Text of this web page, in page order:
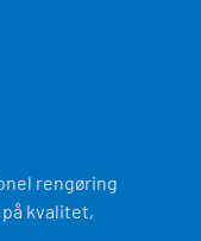
rengøring
kvalitet,